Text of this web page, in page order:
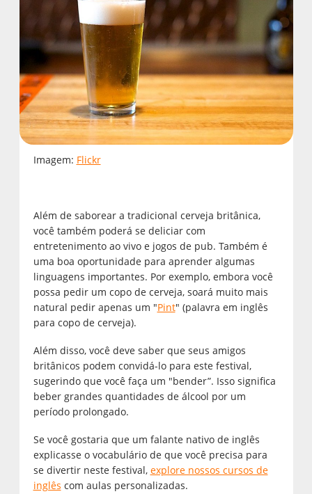
Imagem: Flickr
Além de saborear a tradicional cerveja britânica,
você também poderá se deliciar com
entretenimento ao vivo e jogos de pub. Também é
uma boa oportunidade para aprender algumas
linguagens importantes. Por exemplo, embora você
possa pedir um copo de cerveja, soará muito mais
natural pedir apenas um "Pint" (palavra em inglês
para copo de cerveja).
Além disso, você deve saber que seus amigos
britânicos podem convidá-lo para este festival,
sugerindo que você faça um "bender”. Isso significa
beber grandes quantidades de álcool por um
período prolongado.
Se você gostaria que um falante nativo de inglês
explicasse o vocabulário de que você precisa para
se divertir neste festival, explore nossos cursos de
inglês com aulas personalizadas.